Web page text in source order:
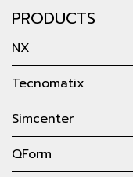
PRODUCTS
NX
Tecnomatix
Simcenter
QForm